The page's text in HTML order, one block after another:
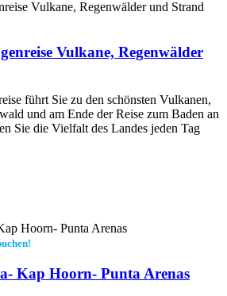
Vulkane, Regenwälder
führt Sie zu den schönsten Vulkanen,
und am Ende der Reise zum Baden an
Sie die Vielfalt des Landes jeden Tag
Kap Hoorn- Punta Arenas